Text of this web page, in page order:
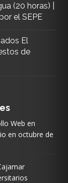
(20 horas) |
el SEPE
El
de
Web en
en octubre de